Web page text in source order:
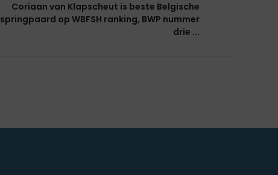
Coriaan van Klapscheut is beste Belgische
springpaard op WBFSH ranking, BWP nummer
drie ...